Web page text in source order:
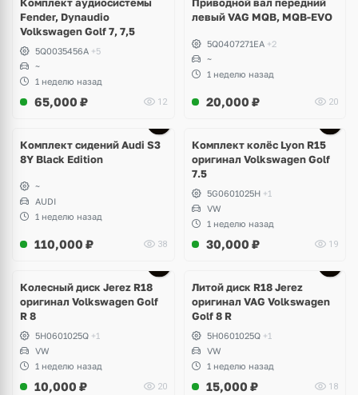
Комплект аудиосистемы
Fender, Dynaudio
Volkswagen Golf 7, 7,5
5Q0035456A +5
~
1 неделю назад
65,000 ₽ 12
Приводной вал передний
левый VAG MQB, MQB-EVO
5Q0407271EA +2
~
1 неделю назад
20,000 ₽ 20
Комплект сидений Audi S3
8Y Black Edition
~
AUDI
1 неделю назад
110,000 ₽ 38
Комплект колёс Lyon R15
оригинал Volkswagen Golf
7.5
5G0601025H +1
VW
1 неделю назад
30,000 ₽ 19
Колесный диск Jerez R18
оригинал Volkswagen Golf
R 8
5H0601025Q +1
VW
1 неделю назад
10,000 ₽ 20
Литой диск R18 Jerez
оригинал VAG Volkswagen
Golf 8 R
5H0601025Q +1
VW
1 неделю назад
15,000 ₽ 18